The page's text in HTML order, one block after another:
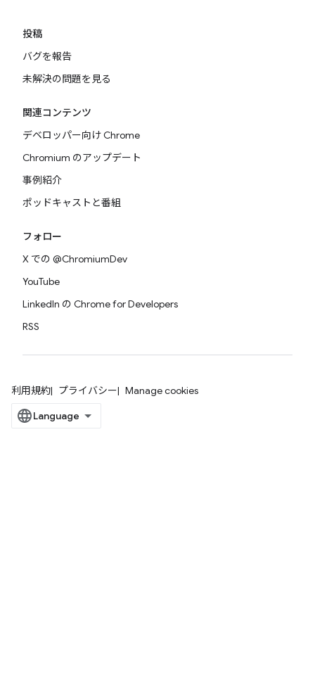
投稿
バグを報告
未解決の問題を見る
関連コンテンツ
デベロッパー向け Chrome
Chromium のアップデート
事例紹介
ポッドキャストと番組
フォロー
X での @ChromiumDev
YouTube
LinkedIn の Chrome for Developers
RSS
利用規約 プライバシー Manage cookies